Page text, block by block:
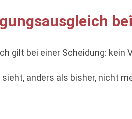
gilt bei einer Scheidung: kein
sieht, anders als bisher, nicht